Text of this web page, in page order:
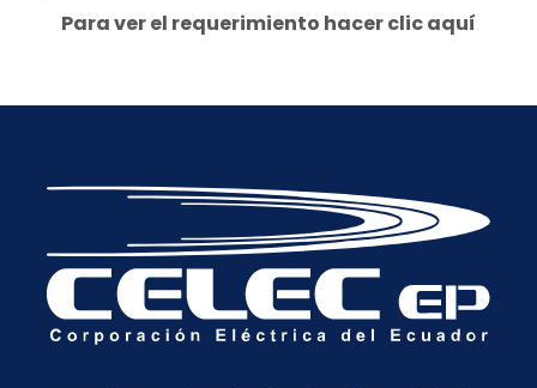
Para ver el requerimiento hacer clic aquí